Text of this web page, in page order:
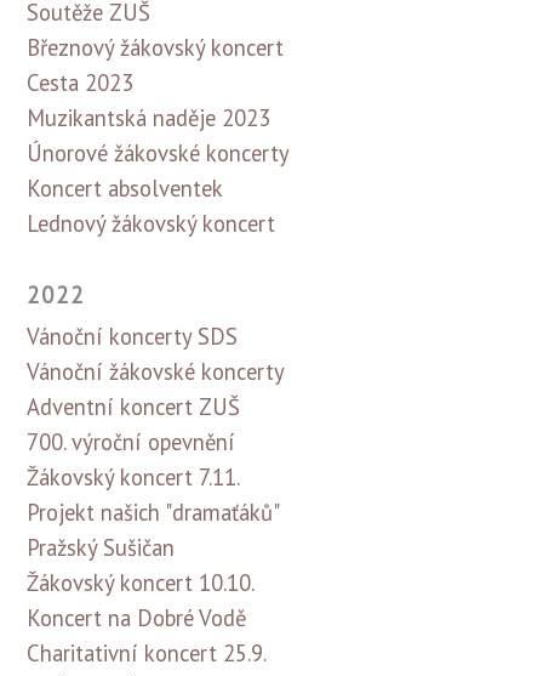
Soutěže ZUŠ
Březnový žákovský koncert
Cesta 2023
Muzikantská naděje 2023
Únorové žákovské koncerty
Koncert absolventek
Lednový žákovský koncert
2022
Vánoční koncerty SDS
Vánoční žákovské koncerty
Adventní koncert ZUŠ
700. výroční opevnění
Žákovský koncert 7.11.
Projekt našich "dramaťáků"
Pražský Sušičan
Žákovský koncert 10.10.
Koncert na Dobré Vodě
Charitativní koncert 25.9.